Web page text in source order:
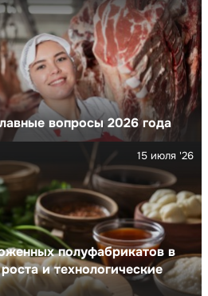
вопросы 2026 года
полуфабрикатов в
и технологические
15 июля '26